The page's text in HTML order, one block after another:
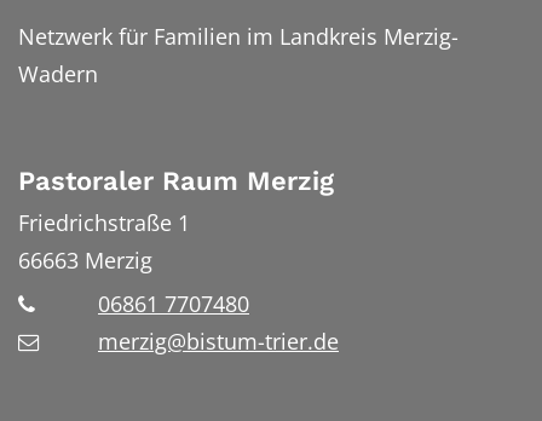
Netzwerk für Familien im Landkreis Merzig-
Wadern
Pastoraler Raum Merzig
Friedrichstraße 1
66663 Merzig
06861 7707480
merzig@bistum-trier.de